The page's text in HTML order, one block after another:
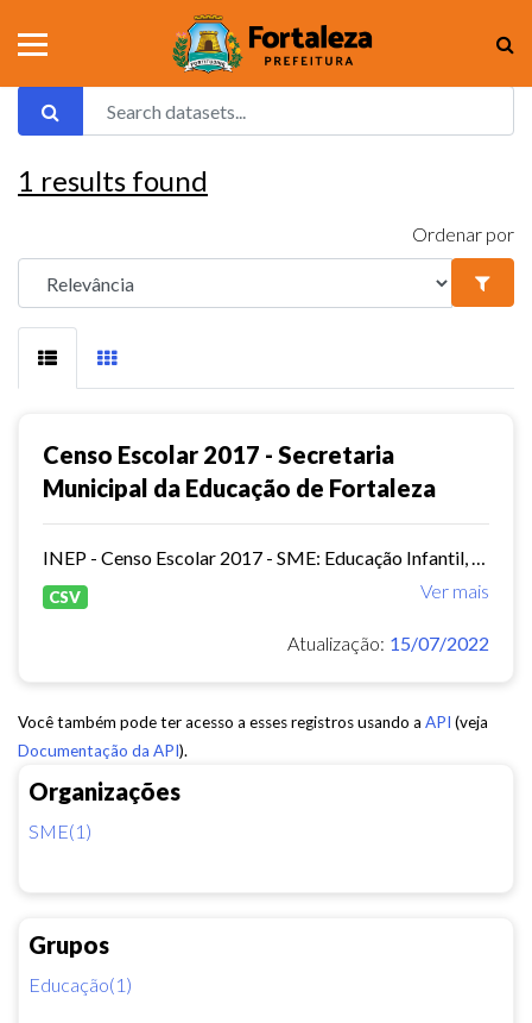
Organizações
SME(1)
Grupos
Educação(1)
1 results found
Ordenar por
Censo Escolar 2017 - Secretaria
Municipal da Educação de Fortaleza
Ver mais
CSV
Atualização: 15/07/2022
Você também pode ter acesso a esses registros usando a API (veja
Documentação da API).